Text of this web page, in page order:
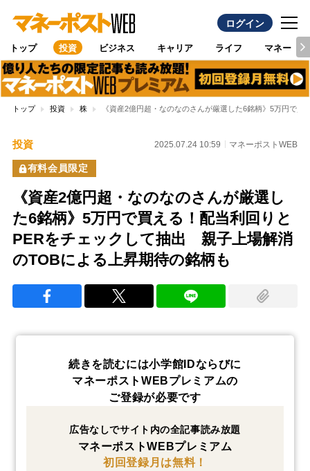
ログイン
トップ 投資 ビジネス キャリア ライフ マネー
トップ 投資 株 《資産2億円超・なのなのさんが厳選した6銘柄》5万円で
投資 2025.07.24 10:59 マネーポストWEB
有料会員限定
《資産2億円超・なのなのさんが厳選し
た6銘柄》5万円で買える！配当利回りと
PERをチェックして抽出 親子上場解消
のTOBによる上昇期待の銘柄も
続きを読むには小学館IDならびに
マネーポストWEBプレミアムの
ご登録が必要です
広告なしでサイト内の全記事読み放題
マネーポストWEBプレミアム
初回登録月は無料！